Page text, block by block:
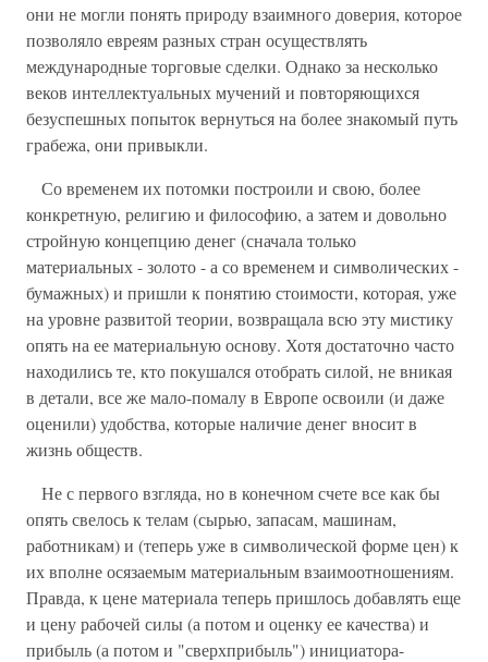
они не могли понять природу взаимного доверия, которое
позволяло евреям разных стран осуществлять
международные торговые сделки. Однако за несколько
веков интеллектуальных мучений и повторяющихся
безуспешных попыток вернуться на более знакомый путь
грабежа, они привыкли.
Со временем их потомки построили и свою, более
конкретную, религию и философию, а затем и довольно
стройную концепцию денег (сначала только
материальных - золото - а со временем и символических -
бумажных) и пришли к понятию стоимости, которая, уже
на уровне развитой теории, возвращала всю эту мистику
опять на ее материальную основу. Хотя достаточно часто
находились те, кто покушался отобрать силой, не вникая
в детали, все же мало-помалу в Европе освоили (и даже
оценили) удобства, которые наличие денег вносит в
жизнь обществ.
Не с первого взгляда, но в конечном счете все как бы
опять свелось к телам (сырью, запасам, машинам,
работникам) и (теперь уже в символической форме цен) к
их вполне осязаемым материальным взаимоотношениям.
Правда, к цене материала теперь пришлось добавлять еще
и цену рабочей силы (а потом и оценку ее качества) и
прибыль (а потом и "сверхприбыль") инициатора-